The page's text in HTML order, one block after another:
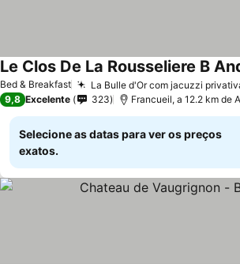
Bed & Breakfast La Bulle d'Or com jacuzzi
Le Clos De La Rousseliere B
9,8 Excelente 323 Francueil, a 12.2 km de
Selecione as datas para ver os preços
exatos.